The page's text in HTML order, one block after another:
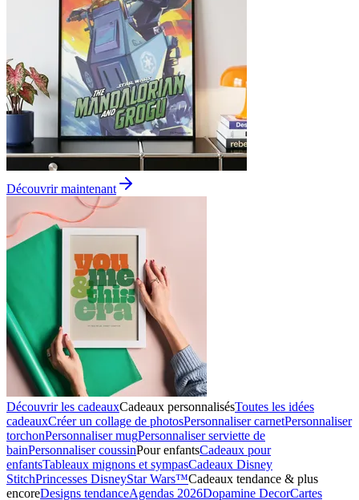
Découvrir maintenant
Découvrir les cadeauxCadeaux personnalisésToutes les idées
cadeauxCréer un collage de photosPersonnaliser carnetPersonnaliser
torchonPersonnaliser mugPersonnaliser serviette de
bainPersonnaliser coussinPour enfantsCadeaux pour
enfantsTableaux mignons et sympasCadeaux Disney
StitchPrincesses DisneyStar Wars™Cadeaux tendance & plus
encoreDesigns tendanceAgendas 2026Dopamine DecorCartes